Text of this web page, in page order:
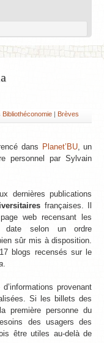
Bibliothéconomie Brèves
dans Planet’BU, un
personnel par Sylvain
dernières publications
françaises. Il
web recensant les
date selon un ordre
sûr mis à disposition.
blogs recensés sur le
.
provenant
Si les billets des
première personne du
des usagers des
être utiles au-delà de